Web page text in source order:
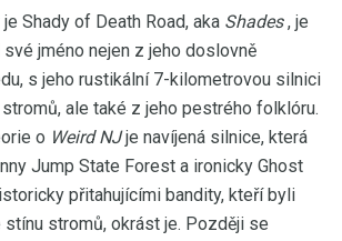
Shady of Death Road, aka Shades, je
jméno nejen z jeho doslovně
s jeho rustikální 7-kilometrovou silnici
ale také z jeho pestrého folklóru.
o Weird NJje navíjená silnice, která
Jump State Forest a ironicky Ghost
přitahujícími bandity, kteří byli
stínu stromů, okrást je. Později se